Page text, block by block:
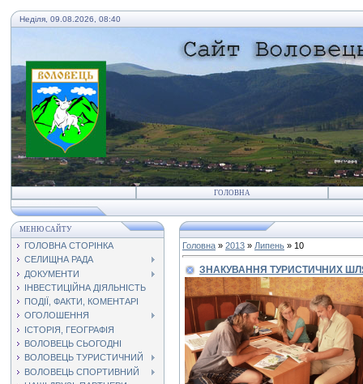
Неділя, 09.08.2026, 08:40
ГОЛОВНА
МЕНЮ САЙТУ
ГОЛОВНА СТОРІНКА
СЕЛИЩНА РАДА
ДОКУМЕНТИ
ІНВЕСТИЦІЙНА ДІЯЛЬНІСТЬ
ПОДІЇ, ФАКТИ, КОМЕНТАРІ
ОГОЛОШЕННЯ
ІСТОРІЯ, ГЕОГРАФІЯ
ВОЛОВЕЦЬ СЬОГОДНІ
ВОЛОВЕЦЬ ТУРИСТИЧНИЙ
ВОЛОВЕЦЬ СПОРТИВНИЙ
Головна » 2013 » Липень » 10
ЗНАКУВАННЯ ТУРИСТИЧНИХ